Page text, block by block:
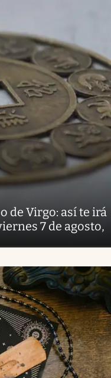
de Virgo: así te irá
7 de agosto,